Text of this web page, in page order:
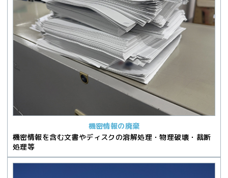
機密情報の廃棄
機密情報を含む文書やディスクの溶解処理・物理破壊・裁断
処理等